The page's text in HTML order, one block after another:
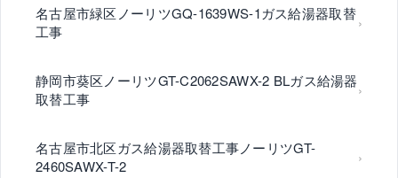
名古屋市緑区ノーリツGQ-1639WS-1ガス給湯器取替
工事
静岡市葵区ノーリツGT-C2062SAWX-2 BLガス給湯器
取替工事
名古屋市北区ガス給湯器取替工事ノーリツGT-
2460SAWX-T-2